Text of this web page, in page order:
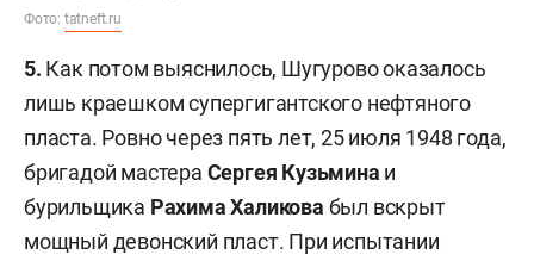
Фото: tatneft.ru
5. Как потом выяснилось, Шугурово оказалось
лишь краешком супергигантского нефтяного
пласта. Ровно через пять лет, 25 июля 1948 года,
бригадой мастера Сергея Кузьмина и
бурильщика Рахима Халикова был вскрыт
мощный девонский пласт. При испытании